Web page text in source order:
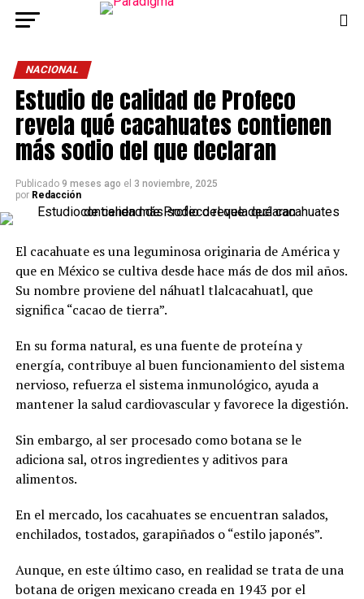
NACIONAL
Estudio de calidad de Profeco
revela qué cacahuates contienen
más sodio del que declaran
Publicado 9 meses ago el 3 noviembre, 2025
por Redacción
El cacahuate es una leguminosa originaria de América y
que en México se cultiva desde hace más de dos mil años.
Su nombre proviene del náhuatl tlalcacahuatl, que
significa “cacao de tierra”.
En su forma natural, es una fuente de proteína y
energía, contribuye al buen funcionamiento del sistema
nervioso, refuerza el sistema inmunológico, ayuda a
mantener la salud cardiovascular y favorece la digestión.
Sin embargo, al ser procesado como botana se le
adiciona sal, otros ingredientes y aditivos para
alimentos.
En el mercado, los cacahuates se encuentran salados,
enchilados, tostados, garapiñados o “estilo japonés”.
Aunque, en este último caso, en realidad se trata de una
botana de origen mexicano creada en 1943 por el